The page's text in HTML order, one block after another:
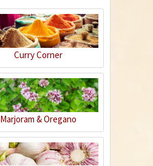
Curry Corner
Marjoram & Oregano